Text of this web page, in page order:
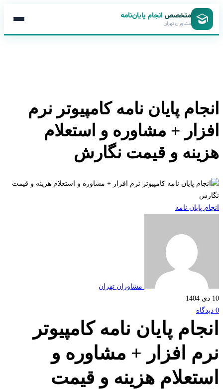
متخصصانجام پایان‌نامه
مشاوران تهران
پایان نامه کامپیوتر نرم
+ مشاوره و استعلام
و قیمت نگارش
پایان نامه
مشاوران تهران
پایان نامه کامپیوتر
افزار + مشاوره و
هزینه و قیمت